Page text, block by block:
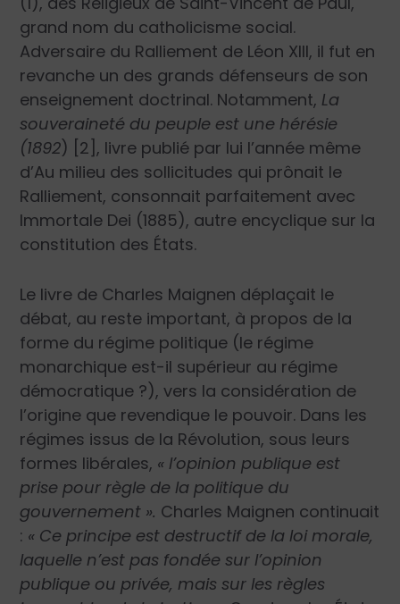
grand nom du catholicisme social.
Adversaire du Ralliement de Léon XIII, il fut en
revanche un des grands défenseurs de son
enseignement doctrinal. Notamment, La
souveraineté du peuple est une hérésie
(1892) [2], livre publié par lui l’année même
d’Au milieu des sollicitudes qui prônait le
Ralliement, consonnait parfaitement avec
Immortale Dei (1885), autre encyclique sur la
constitution des États.
Le livre de Charles Maignen déplaçait le
débat, au reste important, à propos de la
forme du régime politique (le régime
monarchique est-il supérieur au régime
démocratique ?), vers la considération de
l’origine que revendique le pouvoir. Dans les
régimes issus de la Révolution, sous leurs
formes libérales, « l’opinion publique est
prise pour règle de la politique du
gouvernement ». Charles Maignen continuait
: « Ce principe est destructif de la loi morale,
laquelle n’est pas fondée sur l’opinion
publique ou privée, mais sur les règles